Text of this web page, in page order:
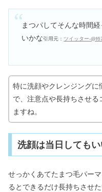
まつパしてそんな時間
いかな引用元： ツイッター-
特に洗顔やクレンジングに
で、注意点や長持ちさせる
ますね。
洗顔は当日してもい
せっかくあてたまつ毛パー
るとできるだけ長持ちさせた